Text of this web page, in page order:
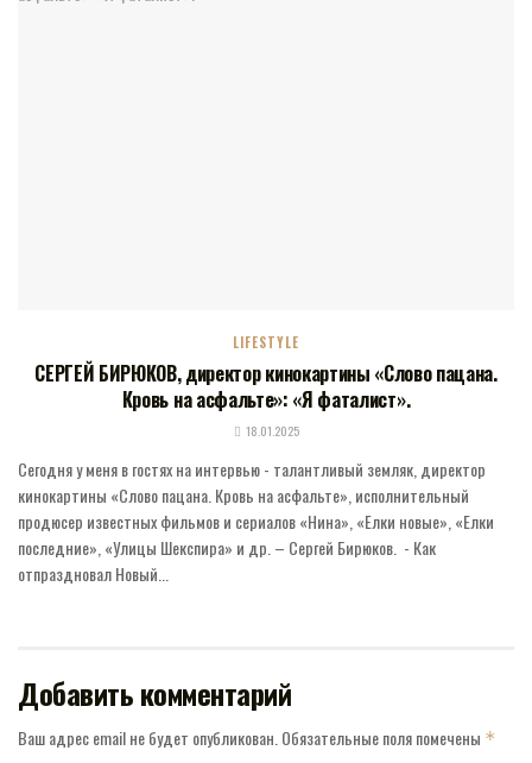
LIFESTYLE
СЕРГЕЙ БИРЮКОВ, директор кинокартины «Слово пацана.
Кровь на асфальте»: «Я фаталист».
18.01.2025
Сегодня у меня в гостях на интервью - талантливый земляк, директор
кинокартины «Слово пацана. Кровь на асфальте», исполнительный
продюсер известных фильмов и сериалов «Нина», «Елки новые», «Елки
последние», «Улицы Шекспира» и др. – Сергей Бирюков. - Как
отпраздновал Новый...
Добавить комментарий
Ваш адрес email не будет опубликован. Обязательные поля помечены *